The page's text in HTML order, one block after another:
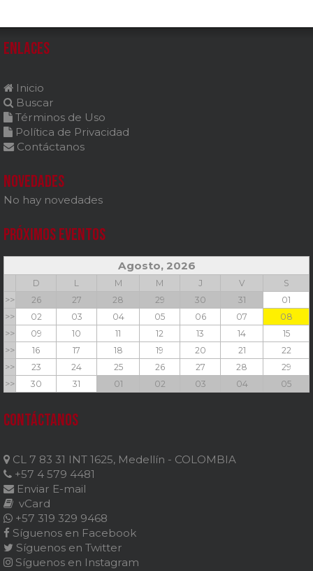
Enlaces
Inicio
Buscar
Términos de Uso
Política de Privacidad
Contáctanos
Novedades
No hay novedades
Próximos Eventos
Agosto, 2026
D L M M J V
S
>>
26 27 28 29 30 31
01
>>
02 03 04 05 06 07
08
>>
09 10 11 12 13 14
15
>>
16 17 18 19 20 21
22
>>
23 24 25 26 27 28
29
>>
30 31 01 02 03 04 05
Contáctanos
CL 7 83 31 INT 1625, Medellín - COLOMBIA
+57 4 579 4481
Enviar E-mail
vCard
+57 319 329 9468
Síguenos en Facebook
Síguenos en Twitter
Síguenos en Instagram